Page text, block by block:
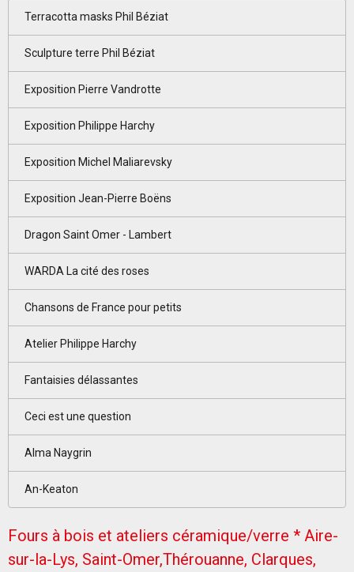
Terracotta masks Phil Béziat
Sculpture terre Phil Béziat
Exposition Pierre Vandrotte
Exposition Philippe Harchy
Exposition Michel Maliarevsky
Exposition Jean-Pierre Boëns
Dragon Saint Omer - Lambert
WARDA La cité des roses
Chansons de France pour petits
Atelier Philippe Harchy
Fantaisies délassantes
Ceci est une question
Alma Naygrin
An-Keaton
Fours à bois et ateliers céramique/verre * Aire-
sur-la-Lys, Saint-Omer,Thérouanne, Clarques,